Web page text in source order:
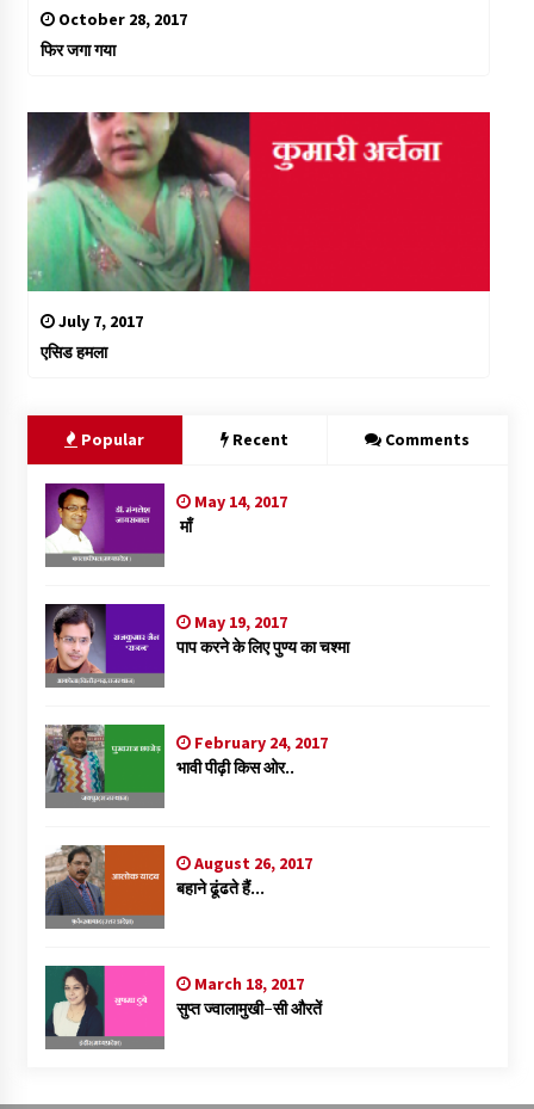
October 28, 2017
फिर जगा गया
July 7, 2017
एसिड हमला
Popular Recent Comments
May 14, 2017
माँ
May 19, 2017
पाप करने के लिए पुण्य का चश्मा
February 24, 2017
भावी पीढ़ी किस ओर..
August 26, 2017
बहाने ढूंढते हैं…
March 18, 2017
सुप्त ज्वालामुखी-सी औरतें